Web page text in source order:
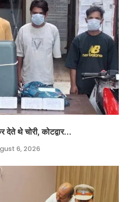
देते थे चोरी, कोटद्वार...
6, 2026